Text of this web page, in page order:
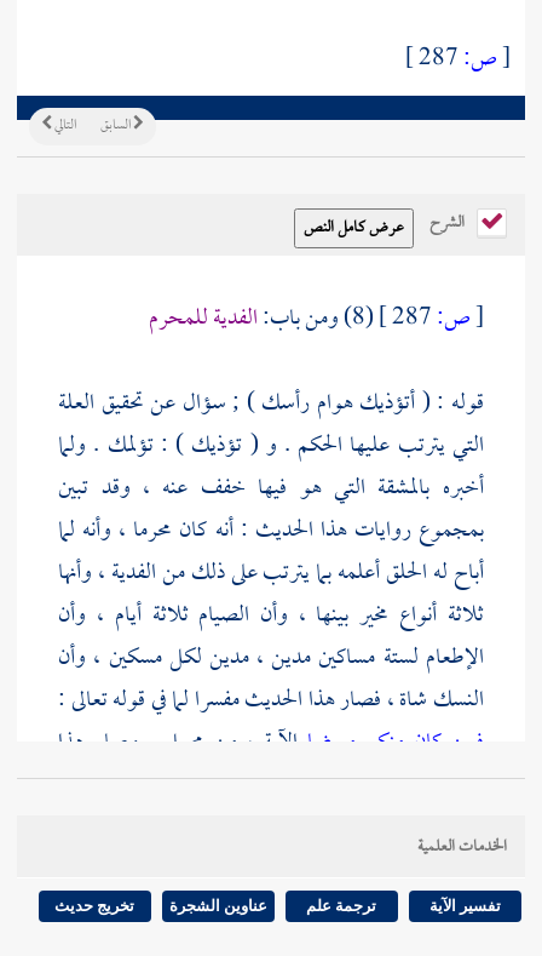
[ص:
التالي السابق
الشرح
[ص: (8) ومن باب:
الفدية للمحرم
قوله : ( أتؤذيك هوام رأسك ) ; سؤال عن تحقيق العلة
التي يترتب عليها الحكم . و ( تؤذيك ) : تؤلمك . ولما
أخبره بالمشقة التي هو فيها خفف عنه ، وقد تبين
بمجموع روايات هذا الحديث : أنه كان محرما ، وأنه لما
أباح له الحلق أعلمه بما يترتب على ذلك من الفدية ، وأنها
ثلاثة أنواع مخير بينها ، وأن الصيام ثلاثة أيام ، وأن
الإطعام لستة مساكين مدين ، مدين لكل مسكين ، وأن
النسك شاة ، فصار هذا الحديث مفسرا لما في قوله تعالى :
فمن كان منكم مريضا الآية ، من مجمل . وصار هذا
الحديث مع الآية أصلا : في أن المحرم إذا استباح شيئا من
ممنوعات الإحرام التي لا تفسده ، فانتفع بذلك ، لزمته
الفدية . قال
معمول به عند الجميع .
الخدمات العلمية
تفسير الآية ترجمة علم عناوين الشجرة تخريج حديث